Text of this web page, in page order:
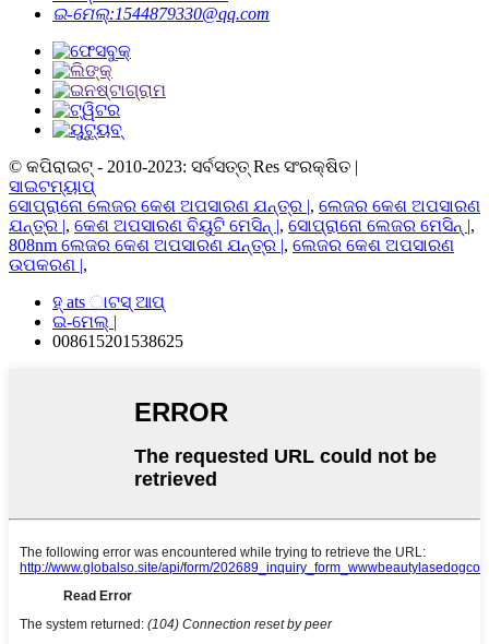
ଇ-ମେଲ୍:1544879330@qq.com
© କପିରାଇଟ୍ - 2010-2023: ସର୍ବସତ୍ତ୍ Res ସଂରକ୍ଷିତ |
ସାଇଟମ୍ୟାପ୍
ସୋପ୍ରାନୋ ଲେଜର କେଶ ଅପସାରଣ ଯନ୍ତ୍ର |, ଲେଜର କେଶ ଅପସାରଣ
ଯନ୍ତ୍ର |, କେଶ ଅପସାରଣ ବିୟୁଟି ମେସିନ୍ |, ସୋପ୍ରାନୋ ଲେଜର ମେସିନ୍ |,
808nm ଲେଜର କେଶ ଅପସାରଣ ଯନ୍ତ୍ର |, ଲେଜର କେଶ ଅପସାରଣ
ଉପକରଣ |,
ହ୍ ats ାଟସ୍ ଆପ୍
ଇ-ମେଲ୍ |
008615201538625